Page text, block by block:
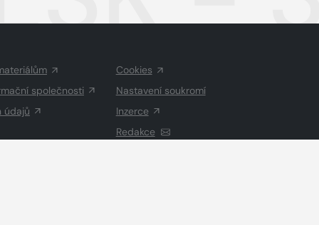
společnosti
údajů
Cookies
Nastavení soukromí
Inzerce
Redakce